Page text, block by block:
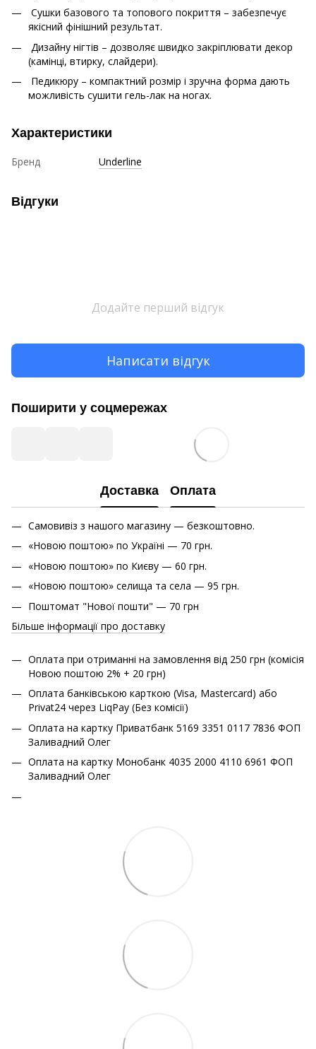
Сушки базового та топового покриття – забезпечує
якісний фінішний результат.
Дизайну нігтів – дозволяє швидко закріплювати декор
(камінці, втирку, слайдери).
Педикюру – компактний розмір і зручна форма дають
можливість сушити гель-лак на ногах.
Характеристики
Бренд Underline
Відгуки
Додайте перший відгук
Написати відгук
Поширити у соцмережах
Доставка Оплата
Самовивіз з нашого магазину — безкоштовно.
«Новою поштою» по Україні — 70 грн.
«Новою поштою» по Києву — 60 грн.
«Новою поштою» cелища та села — 95 грн.
Поштомат "Нової пошти" — 70 грн
Більше інформації про доставку
Оплата при отриманні на замовлення від 250 грн (комісія
Новою поштою 2% + 20 грн)
Оплата банківською карткою (Visa, Mastercard) або
Privat24 через LiqPay (Без комісії)
Оплата на картку Приватбанк 5169 3351 0117 7836 ФОП
Заливадний Олег
Оплата на картку Монобанк 4035 2000 4110 6961 ФОП
Заливадний Олег